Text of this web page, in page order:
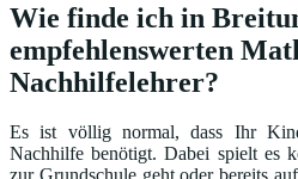
Wie finde ich in
empfehlenswerten
Nachhilfelehrer?
Es ist völlig normal, dass Ihr
Nachhilfe benötigt. Dabei spielt es